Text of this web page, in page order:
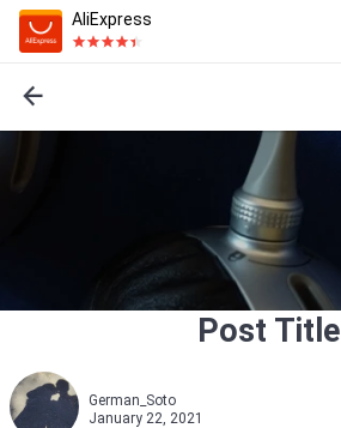
AliExpress
Post Title
German_Soto
January 22, 2021